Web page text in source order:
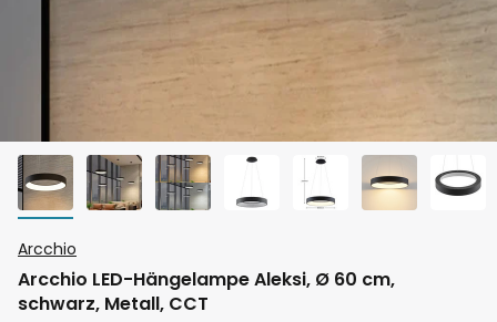
Anfang
der
Arcchio
Arcchio LED-Hängelampe Aleksi, Ø 60 cm,
schwarz, Metall, CCT